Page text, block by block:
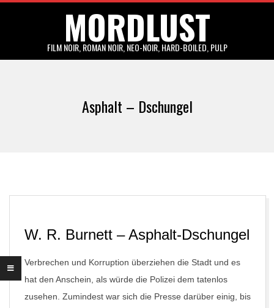
MORDLUST
FILM NOIR, ROMAN NOIR, NEO-NOIR, HARD-BOILED, PULP
Asphalt – Dschungel
W. R. Burnett – Asphalt-Dschungel
Verbrechen und Korruption überziehen die Stadt und es
hat den Anschein, als würde die Polizei dem tatenlos
zusehen. Zumindest war sich die Presse darüber einig, bis